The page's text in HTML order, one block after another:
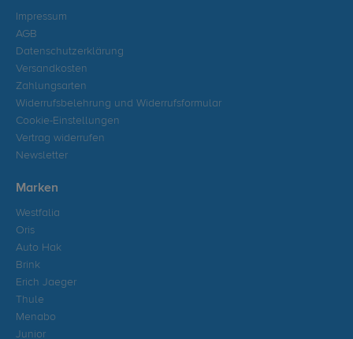
Impressum
AGB
Datenschutzerklärung
Versandkosten
Zahlungsarten
Widerrufsbelehrung und Widerrufsformular
Cookie-Einstellungen
Vertrag widerrufen
Newsletter
Marken
Westfalia
Oris
Auto Hak
Brink
Erich Jaeger
Thule
Menabo
Junior